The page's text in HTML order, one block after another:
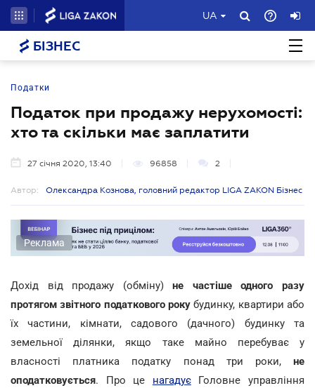
UA
БІЗНЕС
Податки
Податок при продажу нерухомості:
хто та скільки має заплатити
27 січня 2020, 13:40 96858 2
Автор: Олександра Кознова, головний редактор LIGA ZAKON Бізнес
Реклама
Дохід від продажу (обміну)не частіше одного разу
протягом звітного податкового рокубудинку, квартири або
їх частини, кімнати, садового (дачного) будинку та
земельної ділянки, якщо таке майно перебуває у
власності платника податку понад три роки, не
оподатковується. Про це нагадуєГоловне управління